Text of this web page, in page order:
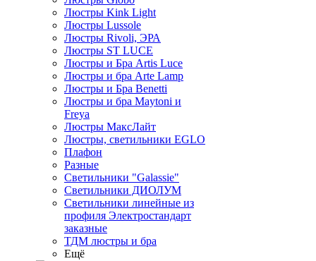
Люстры Kink Light
Люстры Lussole
Люстры Rivoli, ЭРА
Люстры ST LUCE
Люстры и Бра Artis Luce
Люстры и бра Arte Lamp
Люстры и Бра Benetti
Люстры и бра Maytoni и
Freya
Люстры МаксЛайт
Люстры, светильники EGLO
Плафон
Разные
Светильники "Galassie"
Светильники ДИОЛУМ
Светильники линейные из
профиля Электростандарт
заказные
ТДМ люстры и бра
Ещё